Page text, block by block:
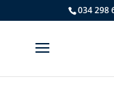
034 298